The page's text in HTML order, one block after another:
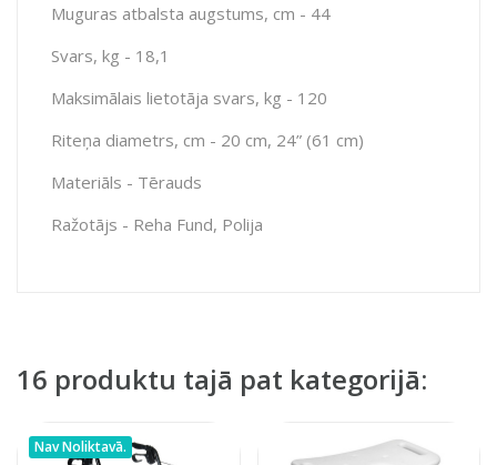
Muguras atbalsta augstums, cm - 44
Svars, kg - 18,1
Maksimālais lietotāja svars, kg - 120
Riteņa diametrs, cm - 20 cm, 24” (61 cm)
Materiāls - Tērauds
Ražotājs - Reha Fund, Polija
16 produktu tajā pat kategorijā:
Nav Noliktavā.